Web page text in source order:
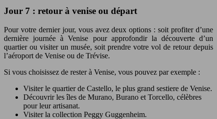
Jour 7 : retour à venise ou départ
Pour votre dernier jour, vous avez deux options : soit profiter d’une
dernière journée à Venise pour approfondir la découverte d’un
quartier ou visiter un musée, soit prendre votre vol de retour depuis
l’aéroport de Venise ou de Trévise.
Si vous choisissez de rester à Venise, vous pouvez par exemple :
Visiter le quartier de Castello, le plus grand sestiere de Venise.
Découvrir les îles de Murano, Burano et Torcello, célèbres
pour leur artisanat.
Visiter la collection Peggy Guggenheim.